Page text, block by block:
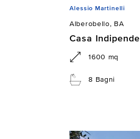
Alessio Martinelli
Alberobello, BA
Casa
1600 mq
8 Bagni